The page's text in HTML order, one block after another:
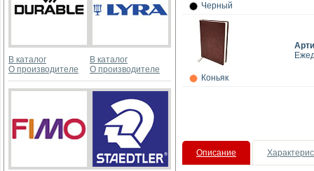
В каталог
О производителе
В каталог
О производителе
Черный
Коньяк
Описание